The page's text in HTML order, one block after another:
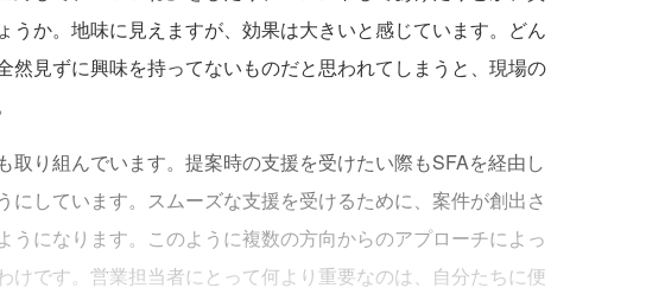
うか。地味に見えますが、効果は大きいと感じています。どん
然見ずに興味を持ってないものだと思われてしまうと、現場の
取り組んでいます。提案時の支援を受けたい際もSFAを経由し
にしています。スムーズな支援を受けるために、案件が創出さ
うになります。このように複数の方向からのアプローチによっ
けです。営業担当者にとって何より重要なのは、自分たちに便